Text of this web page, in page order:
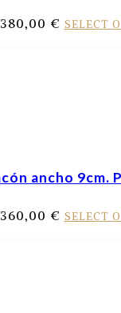
380,00 € SELECT
ancho 9cm.
360,00 € SELECT